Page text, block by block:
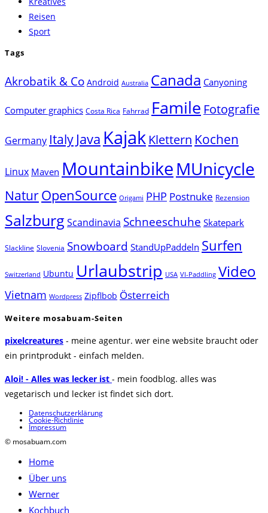
Reisen
Sport
Tags
Akrobatik & Co Android Australia Canada Canyoning
Computer graphics Costa Rica Fahrrad Famile Fotografie
Germany Italy Java Kajak Klettern Kochen
Linux Maven MountainbikeMUnicycle
NaturOpenSource Origami PHP Postnuke Rezension
SalzburgScandinavia Schneeschuhe Skatepark
Slackline Slovenia Snowboard StandUpPaddeln Surfen
Switzerland Ubuntu Urlaubstrip USA VI-Paddling Video
Vietnam Wordpress Zipflbob Österreich
Weitere mosabuam-Seiten
pixelcreatures - meine agentur. wer eine website braucht oder
ein printprodukt - einfach melden.
Aloi! - Alles was lecker ist - mein foodblog. alles was
vegetarisch und lecker ist findet sich dort.
Datenschutzerklärung
Cookie-Richtlinie
Impressum
© mosabuam.com
Home
Über uns
Werner
Kochbuch